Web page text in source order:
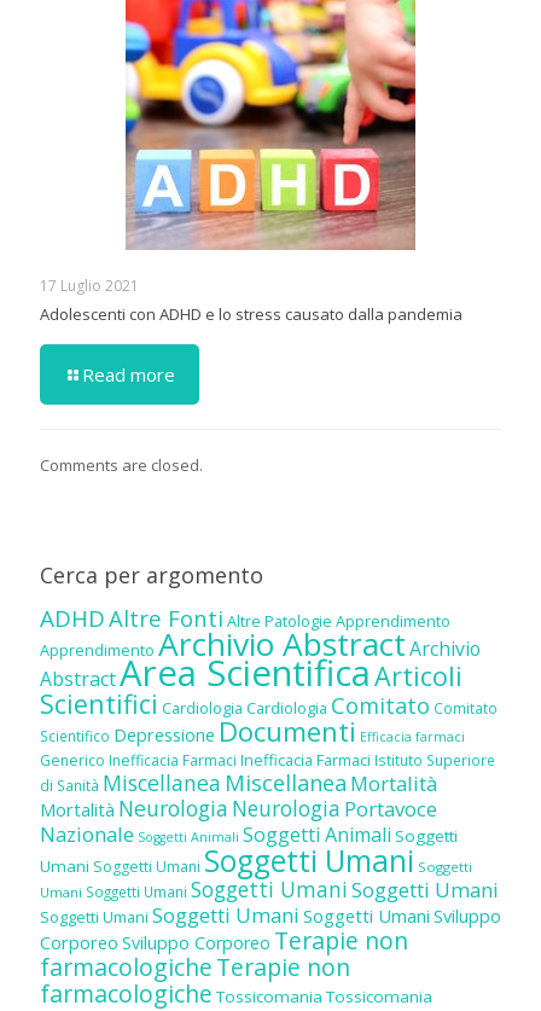
17 Luglio 2021
Adolescenti con ADHD e lo stress causato dalla pandemia
Read more
Comments are closed.
Cerca per argomento
ADHDAltre Fonti Altre Patologie Apprendimento
Apprendimento Archivio AbstractArchivio
AbstractArea ScientificaArticoli
Scientifici Cardiologia Cardiologia Comitato Comitato
Scientifico Depressione Documenti Efficacia farmaci
Generico Inefficacia Farmaci Inefficacia Farmaci Istituto Superiore
di Sanità Miscellanea Miscellanea Mortalità
Mortalità Neurologia Neurologia Portavoce
Nazionale Soggetti Animali Soggetti Animali Soggetti
Umani Soggetti Umani Soggetti Umani Soggetti
Umani Soggetti Umani Soggetti UmaniSoggetti Umani
Soggetti Umani Soggetti Umani Soggetti Umani Sviluppo
Corporeo Sviluppo Corporeo Terapie non
farmacologicheTerapie non
farmacologiche Tossicomania Tossicomania